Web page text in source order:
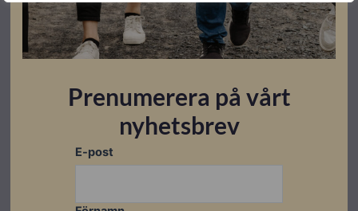
Datablad
Montageanvisningar
Prenumerera på vårt
nyhetsbrev
E-post